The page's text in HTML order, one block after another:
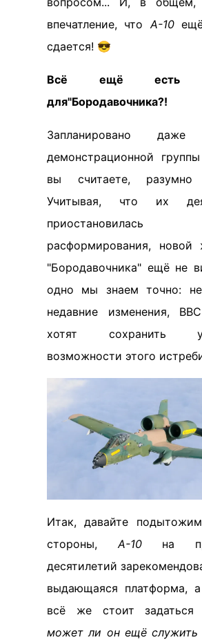
впечатление, чтоА-10ещё
сдается! 😎
Всё ещё есть
для"Бородавочника?!
Запланировано даже
демонстрационной
вы считаете,
Учитывая, что их
расформирования, новой
"Бородавочника" ещё не
одно мы знаем точно:
недавние изменения,
хотят сохранить
возможности этого
Итак, давайте
стороны, А-10на
десятилетий
выдающаяся платформа,
всё же стоит задаться
может ли он ещё служить